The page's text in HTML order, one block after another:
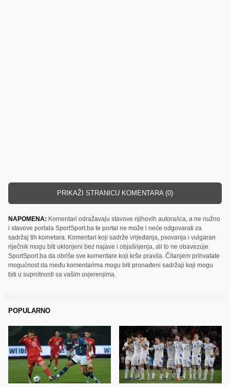
PRIKAŽI STRANICU KOMENTARA (0)
NAPOMENA: Komentari odražavaju stavove njihovih autora/ica, a ne nužno
i stavove portala SportSport.ba te portal ne može i neće odgovarati za
sadržaj tih kometara. Komentari koji sadrže vrijeđanja, psovanja i vulgaran
riječnik mogu biti uklonjeni bez najave i objašnjenja, ali to ne obavezuje
SportSport.ba da obriše sve komentare koji krše pravila. Čitanjem prihvatate
mogućnost da među komentarima mogu biti pronađeni sadržaji koji mogu
biti u suprotnosti sa vašim uvjerenjima.
POPULARNO